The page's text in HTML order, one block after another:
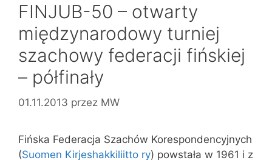
FINJUB-50 – otwarty
międzynarodowy turniej
szachowy federacji fińskiej
– półfinały
01.11.2013 przez MW
Fińska Federacja Szachów Korespondencyjnych
(Suomen Kirjeshakkiliitto ry) powstała w 1961 i z